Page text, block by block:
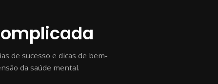
de sucesso e dicas de bem-
da saúde mental.